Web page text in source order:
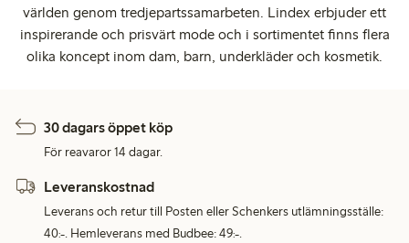
världen genom tredjepartssamarbeten. Lindex erbjuder ett
inspirerande och prisvärt mode och i sortimentet finns flera
olika koncept inom dam, barn, underkläder och kosmetik.
30 dagars öppet köp
För reavaror 14 dagar.
Leveranskostnad
Leverans och retur till Posten eller Schenkers utlämningsställe:
40:-. Hemleverans med Budbee: 49:-.